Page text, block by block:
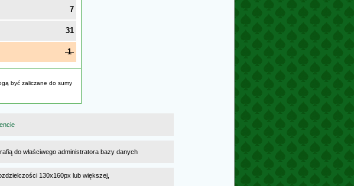
7
31
1
być zaliczane do sumy
do właściwego administratora bazy danych
130x160px lub większej,